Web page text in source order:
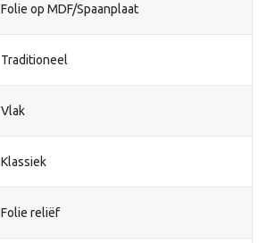
Folie op MDF/Spaanplaat
Traditioneel
Vlak
Klassiek
Folie reliëf